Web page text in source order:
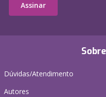
Dúvidas/Atendimento
Autores
Assinar